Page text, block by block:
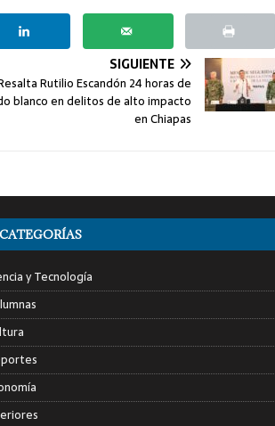
SIGUIENTE
Rutilio Escandón 24 horas de
blanco en delitos de alto impacto
en Chiapas
CATEGORÍAS
y Tecnología